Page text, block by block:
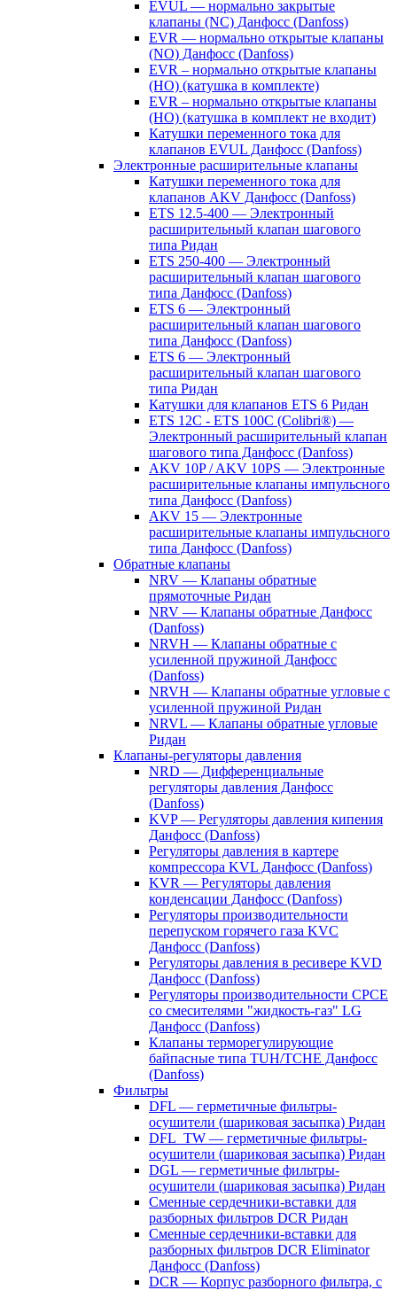
EVUL — нормально закрытые
клапаны (NC) Данфосс (Danfoss)
EVR — нормально открытые клапаны
(NO) Данфосс (Danfoss)
EVR – нормально открытые клапаны
(НО) (катушка в комплекте)
EVR – нормально открытые клапаны
(НО) (катушка в комплект не входит)
Катушки переменного тока для
клапанов EVUL Данфосс (Danfoss)
Электронные расширительные клапаны
Катушки переменного тока для
клапанов AKV Данфосс (Danfoss)
ETS 12.5-400 — Электронный
расширительный клапан шагового
типа Ридан
ETS 250-400 — Электронный
расширительный клапан шагового
типа Данфосс (Danfoss)
ETS 6 — Электронный
расширительный клапан шагового
типа Данфосс (Danfoss)
ETS 6 — Электронный
расширительный клапан шагового
типа Ридан
Катушки для клапанов ETS 6 Ридан
ETS 12C - ETS 100C (Colibri®) —
Электронный расширительный клапан
шагового типа Данфосс (Danfoss)
AKV 10P / AKV 10PS — Электронные
расширительные клапаны импульсного
типа Данфосс (Danfoss)
AKV 15 — Электронные
расширительные клапаны импульсного
типа Данфосс (Danfoss)
Обратные клапаны
NRV — Клапаны обратные
прямоточные Ридан
NRV — Клапаны обратные Данфосс
(Danfoss)
NRVH — Клапаны обратные с
усиленной пружиной Данфосс
(Danfoss)
NRVH — Клапаны обратные угловые с
усиленной пружиной Ридан
NRVL — Клапаны обратные угловые
Ридан
Клапаны-регуляторы давления
NRD — Дифференциальные
регуляторы давления Данфосс
(Danfoss)
KVP — Регуляторы давления кипения
Данфосс (Danfoss)
Регуляторы давления в картере
компрессора KVL Данфосс (Danfoss)
KVR — Регуляторы давления
конденсации Данфосс (Danfoss)
Регуляторы производительности
перепуском горячего газа KVC
Данфосс (Danfoss)
Регуляторы давления в ресивере KVD
Данфосс (Danfoss)
Регуляторы производительности CPCE
со смесителями "жидкость-газ" LG
Данфосс (Danfoss)
Клапаны терморегулирующие
байпасные типа TUH/TCHE Данфосс
(Danfoss)
Фильтры
DFL — герметичные фильтры-
осушители (шариковая засыпка) Ридан
DFL_TW — герметичные фильтры-
осушители (шариковая засыпка) Ридан
DGL — герметичные фильтры-
осушители (шариковая засыпка) Ридан
Сменные сердечники-вставки для
разборных фильтров DCR Ридан
Сменные сердечники-вставки для
разборных фильтров DCR Eliminator
Данфосс (Danfoss)
DCR — Корпус разборного фильтра, с